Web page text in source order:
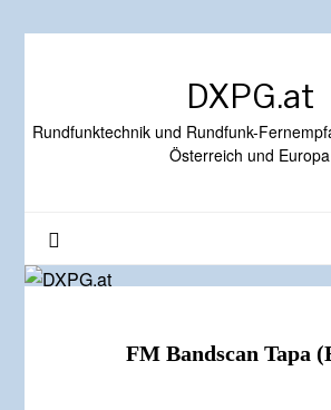
DXPG.at
Rundfunktechnik und Rundfunk-
Österreich und Europa
FM Bandscan Tapa